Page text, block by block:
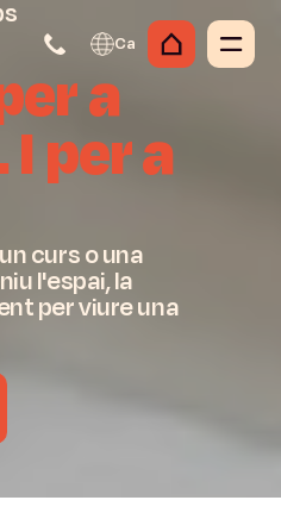
Ca
a
Ipera
curs o una
l'espai, la
per viure una